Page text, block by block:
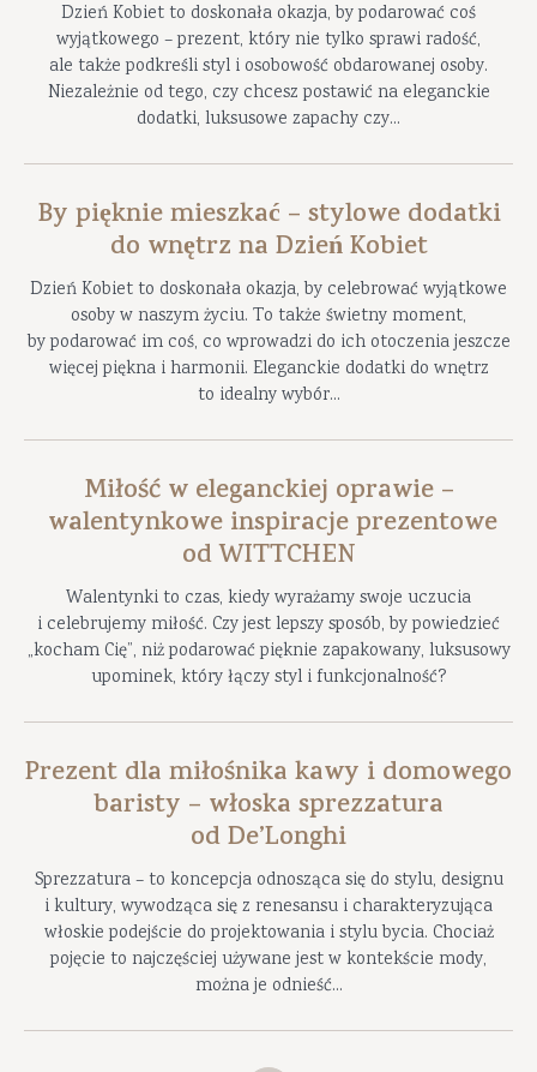
Dzień Kobiet to doskonała okazja, by podarować coś
wyjątkowego – prezent, który nie tylko sprawi radość,
ale także podkreśli styl i osobowość obdarowanej osoby.
Niezależnie od tego, czy chcesz postawić na eleganckie
dodatki, luksusowe zapachy czy...
By pięknie mieszkać – stylowe dodatki
do wnętrz na Dzień Kobiet
Dzień Kobiet to doskonała okazja, by celebrować wyjątkowe
osoby w naszym życiu. To także świetny moment,
by podarować im coś, co wprowadzi do ich otoczenia jeszcze
więcej piękna i harmonii. Eleganckie dodatki do wnętrz
to idealny wybór...
Miłość w eleganckiej oprawie –
walentynkowe inspiracje prezentowe
od WITTCHEN
Walentynki to czas, kiedy wyrażamy swoje uczucia
i celebrujemy miłość. Czy jest lepszy sposób, by powiedzieć
„kocham Cię”, niż podarować pięknie zapakowany, luksusowy
upominek, który łączy styl i funkcjonalność?
Prezent dla miłośnika kawy i domowego
baristy – włoska sprezzatura
od De’Longhi
Sprezzatura – to koncepcja odnosząca się do stylu, designu
i kultury, wywodząca się z renesansu i charakteryzująca
włoskie podejście do projektowania i stylu bycia. Chociaż
pojęcie to najczęściej używane jest w kontekście mody,
można je odnieść...